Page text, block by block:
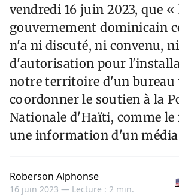
vendredi 16 juin 2023, que «
gouvernement dominicain
n'a ni discuté, ni convenu,
d'autorisation pour
notre territoire d'un bureau
coordonner le soutien à la
Nationale d'Haïti, comme
une information d'un média
Roberson Alphonse
16 juin 2023 — Lecture : 2 min.